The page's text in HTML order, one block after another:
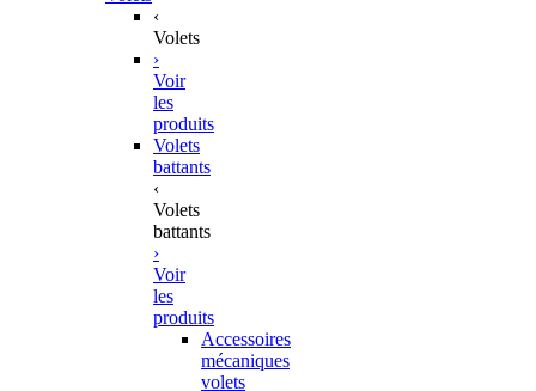
‹
Volets
›
Voir
les
produits
Volets
battants
‹
Volets
battants
›
Voir
les
produits
Accessoires
mécaniques
volets